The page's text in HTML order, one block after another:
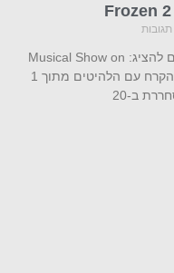
תגובות
Production Agenda (Germany) גאים להציג: Musical Show on
Ice לשבור את הקרח מופע מוזיקלי על הקרח עם הלהיטים מתוך 1